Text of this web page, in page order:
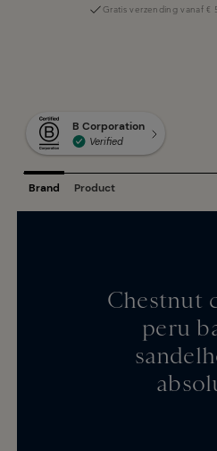
Gratis verzending vanaf €
Chestnut
peru